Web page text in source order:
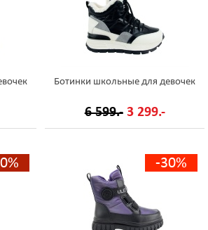
Ботинки школьные для девочек
6 599.- 3 299.-
-30%